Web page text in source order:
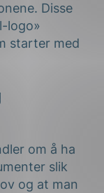
Disse
logo»
starter med
om å ha
slik
og at man